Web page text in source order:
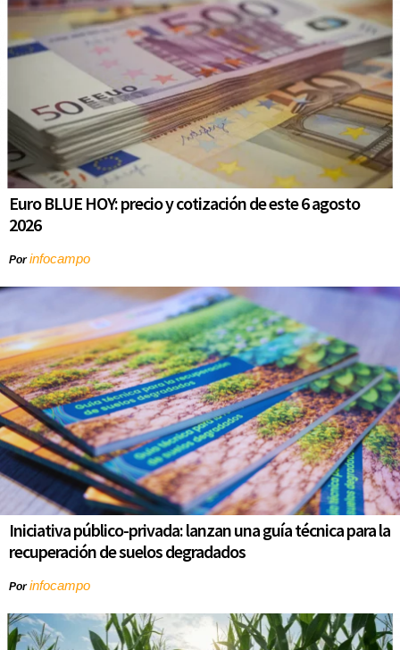
Euro BLUE HOY: precio y cotización de este 6 agosto
2026
Porinfocampo
Iniciativa público-privada: lanzan una guía técnica para la
recuperación de suelos degradados
Porinfocampo